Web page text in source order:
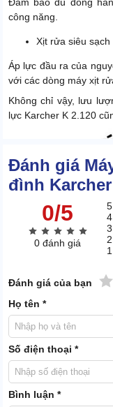
công năng.
Xịt rửa siêu sạch
Áp lực đầu ra của
với các dòng máy xịt
Không chỉ vậy, lưu
lực Karcher K 2.120
Đánh giá
đình
0/5
0 đánh giá
5
4
3
2
1
Đánh giá của bạn 1
Họ tên *
Số điện thoại *
Bình luận *